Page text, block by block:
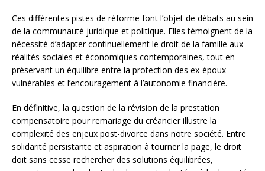
Ces différentes pistes de réforme font l’objet de débats au sein
de la communauté juridique et politique. Elles témoignent de la
nécessité d’adapter continuellement le droit de la famille aux
réalités sociales et économiques contemporaines, tout en
préservant un équilibre entre la protection des ex-époux
vulnérables et l’encouragement à l’autonomie financière.
En définitive, la question de la révision de la prestation
compensatoire pour remariage du créancier illustre la
complexité des enjeux post-divorce dans notre société. Entre
solidarité persistante et aspiration à tourner la page, le droit
doit sans cesse rechercher des solutions équilibrées,